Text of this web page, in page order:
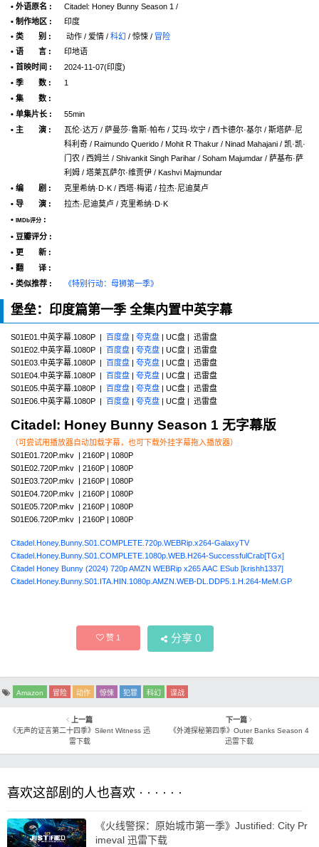
• 外语原名 :
Citadel: Honey Bunny Season 1 /
• 制作地区 :
印度
• 类 别 :
动作 / 爱情 / 科幻 / 惊悚 / 冒险
• 语 言 :
印地语
• 首映时间 :
2024-11-07(印度)
• 季 数 :
1
• 集 数 :
• 单集片长 :
55min
• 主 演 :
瓦伦·达万 / 萨曼莎·鲁斯·帕布 / 艾玛·坎宁 / 西卡德尔·基尔 / 斯塔萨·尼
科利奇 / Raimundo Querido / Mohit R Thakur / Ninad Mahajani / 凯·凯·
门农 / 西姆兰 / Shivankit Singh Parihar / Soham Majumdar / 萨基布·萨
利姆 / 塔莱瓦萨尔·维贾伊 / Kashvi Majmundar
• 编 剧 :
克里希纳·D·K / 西塔·梅诺 / 拉杰·尼迪莫卢
• 导 演 :
拉杰·尼迪莫卢 / 克里希纳·D·K
•
IMDb评分 :
• 豆瓣评分 :
• 更 新 :
• 翻 译 :
• 类似推荐 :
《特别行动：母狮第一季》
堡垒：印度篇第一季 全集内置中英字幕
S01E01.中英字幕.1080P | 百度盘 | 夸克盘 | UC盘 | 迅雷盘
S01E02.中英字幕.1080P | 百度盘 | 夸克盘 | UC盘 | 迅雷盘
S01E03.中英字幕.1080P | 百度盘 | 夸克盘 | UC盘 | 迅雷盘
S01E04.中英字幕.1080P | 百度盘 | 夸克盘 | UC盘 | 迅雷盘
S01E05.中英字幕.1080P | 百度盘 | 夸克盘 | UC盘 | 迅雷盘
S01E06.中英字幕.1080P | 百度盘 | 夸克盘 | UC盘 | 迅雷盘
Citadel: Honey Bunny Season 1 无字幕版
（可尝试用播放器自动加载字幕，也可下载外挂字幕拖入播放器）
S01E01.720P.mkv | 2160P | 1080P
S01E02.720P.mkv | 2160P | 1080P
S01E03.720P.mkv | 2160P | 1080P
S01E04.720P.mkv | 2160P | 1080P
S01E05.720P.mkv | 2160P | 1080P
S01E06.720P.mkv | 2160P | 1080P
Citadel.Honey.Bunny.S01.COMPLETE.720p.WEBRip.x264-GalaxyTV
Citadel.Honey.Bunny.S01.COMPLETE.1080p.WEB.H264-SuccessfulCrab[TGx]
Citadel Honey Bunny (2024) 720p AMZN WEBRip x265 AAC ESub [krishh1337]
Citadel.Honey.Bunny.S01.ITA.HIN.1080p.AMZN.WEB-DL.DDP5.1.H.264-MeM.GP
赞1 分享 0
Amazon 冒险 动作 惊悚 犯罪 科幻 谍战
上一篇
《无声的证言第二十四季》Silent Witness 迅
雷下载
下一篇
《外滩探秘第四季》Outer Banks Season 4
迅雷下载
喜欢这部剧的人也喜欢 · · · · · ·
《火线警探：原始城市第一季》Justified: City Pr
imeval 迅雷下载